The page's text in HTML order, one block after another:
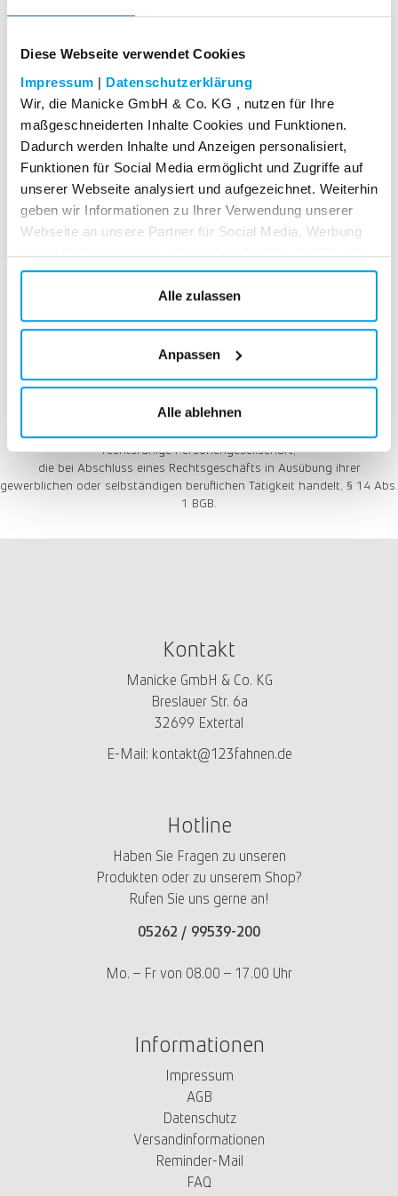
Diese Webseite verwendet Cookies
Impressum | Datenschutzerklärung
Wir, die Manicke GmbH & Co. KG , nutzen für Ihre
maßgeschneiderten Inhalte Cookies und Funktionen.
Dadurch werden Inhalte und Anzeigen personalisiert,
Funktionen für Social Media ermöglicht und Zugriffe auf
unserer Webseite analysiert und aufgezeichnet. Weiterhin
geben wir Informationen zu Ihrer Verwendung unserer
Webseite an unsere Partner für Social Media, Werbung
sowie Analysen weiter, ggf. auch außerhalb der EU oder
des EWR wie den USA. Möglicherweise werden diese
Informationen durch unsere Partner mit weiteren Daten
zusammengeführt, die im Rahmen Ihrer Nutzung
uns genutzten Cookies und Funktionen finden Sie in der
Datenschutzerklärung.
Alle zulassen
Anpassen
Alle ablehnen
"M" - 300 cm
"L" - 355 cm
55,95 EUR
* zzgl. Versandkosten
In den Warenkorb
Wir schließen Verträge ausschließlich mit Unternehmern!
rechtsfähige Personengesellschaft,
die bei Abschluss eines Rechtsgeschäfts in Ausübung ihrer
gewerblichen oder selbständigen beruflichen Tätigkeit handelt, § 14 Abs.
1 BGB.
Kontakt
Manicke GmbH & Co. KG
Breslauer Str. 6a
32699 Extertal
E-Mail: kontakt@123fahnen.de
Hotline
Haben Sie Fragen zu unseren
Produkten oder zu unserem Shop?
Rufen Sie uns gerne an!
05262 / 99539-200
Mo. – Fr von 08.00 – 17.00 Uhr
Informationen
Impressum
AGB
Datenschutz
Versandinformationen
Reminder-Mail
FAQ